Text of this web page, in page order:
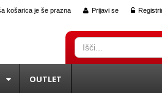
Prijavi se
košarica je še prazna
OUTLET